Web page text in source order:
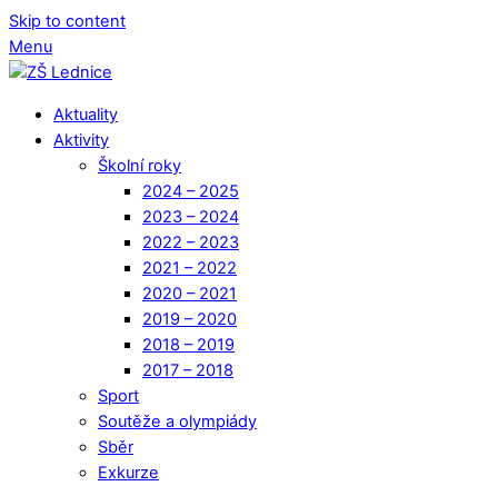
Skip to content
Menu
Aktuality
Aktivity
Školní roky
2024 – 2025
2023 – 2024
2022 – 2023
2021 – 2022
2020 – 2021
2019 – 2020
2018 – 2019
2017 – 2018
Sport
Soutěže a olympiády
Sběr
Exkurze